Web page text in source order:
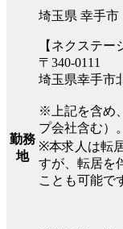
勤務
地
埼玉県 幸手市
【ネクステー
〒340-0111
埼玉県幸手市
※上記を含め
プ会社含む）。
※本求人は転
すが、転居を
ことも可能で